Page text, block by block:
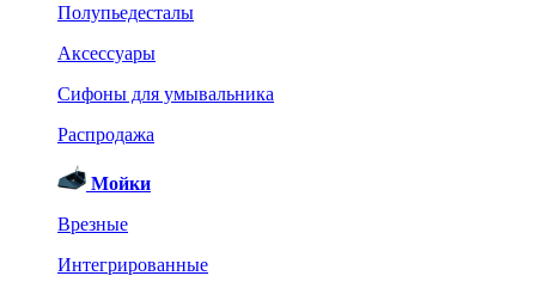
Полупьедесталы
Аксессуары
Сифоны для умывальника
Распродажа
Мойки
Врезные
Интегрированные